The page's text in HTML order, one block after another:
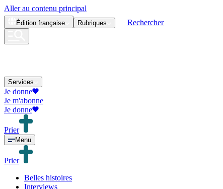
Aller au contenu principal
Édition française Rubriques Rechercher
Services
Je donne
Je m'abonne
Je donne
Prier
Menu
Prier
Belles histoires
Interviews